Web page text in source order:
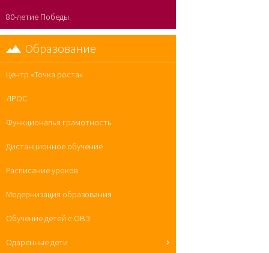
80-летие Победы
Образование
Центр «Точка роста»
ЛРОС
Функциональя грамотность
Дистанционное обучение
Расписание уроков
Модернизация образования
Обучение детей с ОВЗ
Одаренные дети